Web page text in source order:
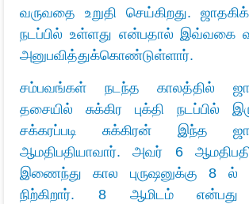
வருவதை உறுதி செய்கிறது.
நடப்பில் உள்ளது என்பதால் இவ்வகை
அனுபவித்துக்கொண்டுள்ளார்.
சம்பவங்கள் நடந்த காலத்தில்
தசையில் சுக்கிர புக்தி நடப்பில்
சக்கரப்படி சுக்கிரன் இந்த
ஆமதிபதியாவார். அவர் 6
இணைந்து கால புருஷனுக்கு 8 ல்
நிற்கிறார். 8 ஆமிடம்